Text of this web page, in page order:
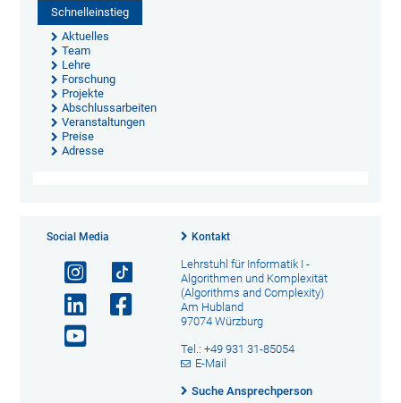
Schnelleinstieg
Aktuelles
Team
Lehre
Forschung
Projekte
Abschlussarbeiten
Veranstaltungen
Preise
Adresse
Social Media Kontakt
Lehrstuhl für Informatik I -
Algorithmen und Komplexität
(Algorithms and Complexity)
Am Hubland
97074 Würzburg
Tel.: +49 931 31-85054
E-Mail
Suche Ansprechperson